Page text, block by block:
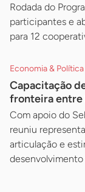
Rodada do
participantes e
para 12
Economia & Política
Capacitação
fronteira entre
Com apoio do
reuniu
articulação e